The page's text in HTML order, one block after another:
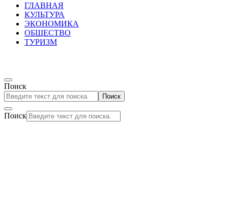
ГЛАВНАЯ
КУЛЬТУРА
ЭКОНОМИКА
ОБЩЕСТВО
ТУРИЗМ
Поиск
Поиск
Поиск